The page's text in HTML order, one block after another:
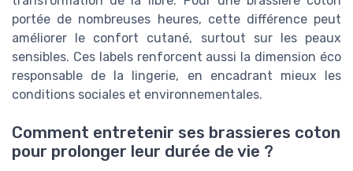
portée de nombreuses heures, cette différence peut
améliorer le confort cutané, surtout sur les peaux
sensibles. Ces labels renforcent aussi la dimension éco
responsable de la lingerie, en encadrant mieux les
conditions sociales et environnementales.
Comment entretenir ses brassieres coton
pour prolonger leur durée de vie ?